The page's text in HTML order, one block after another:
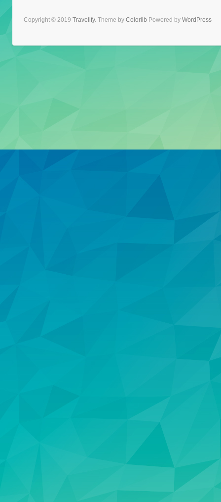
Copyright © 2019 Travelify. Theme by Colorlib Powered by WordPress